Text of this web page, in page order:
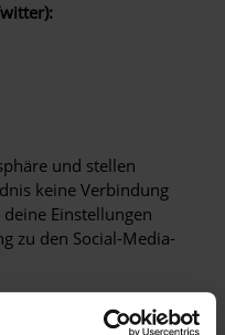
und stellen
keine Verbindung
Einstellungen
zu den Social-Media-